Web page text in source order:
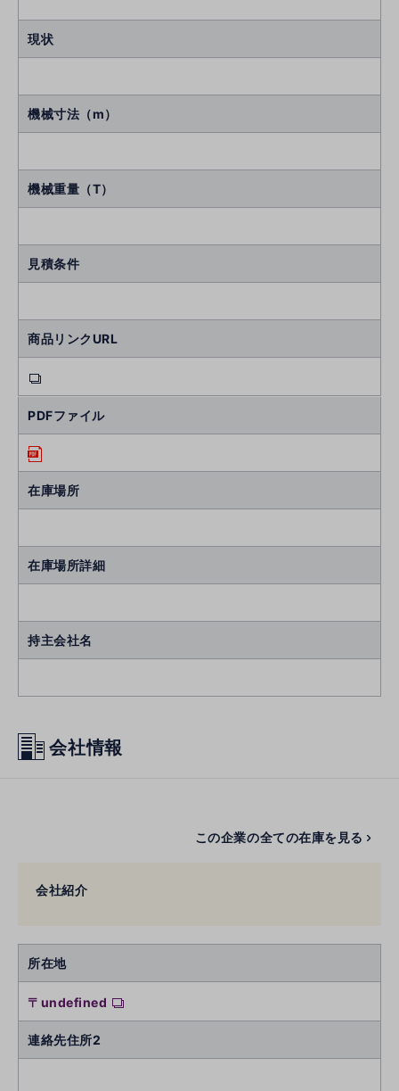
現状
機械寸法（m）
機械重量（T）
見積条件
商品リンクURL
PDFファイル
在庫場所
在庫場所詳細
持主会社名
会社情報
この企業の全ての在庫を見る
会社紹介
所在地
〒undefined
連絡先住所2